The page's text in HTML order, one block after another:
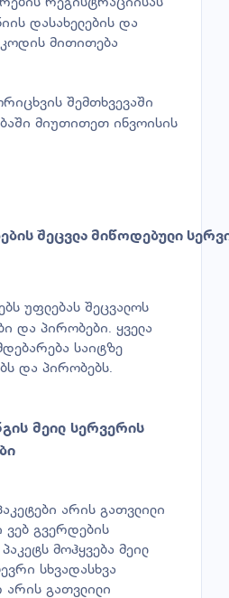
დასახელების და
მითითება
შემთხვევაში
მიუთითეთ ინვოისის
შეცვლა მიწოდებული
უფლებას შეცვალოს
და პირობები. ყველა
საიტზე
და პირობებს.
მეილ სერვერის
არის გათვლილი
გვერდების
მოჰყვება მეილ
სხვადასხვა
არის გათვლილი